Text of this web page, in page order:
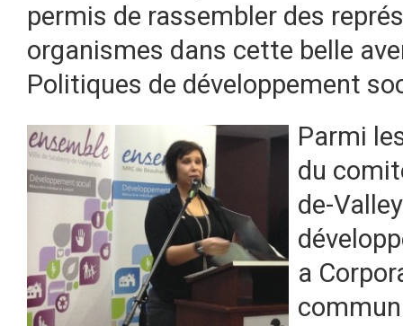
permis de rassembler des
organismes dans cette belle
Politiques de développement
Parmi
du
de-
a